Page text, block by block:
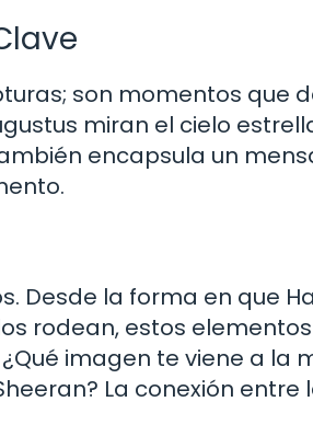
son momentos que
miran el cielo
encapsula un
Desde la forma en que
rodean, estos
imagen te viene a la
La conexión entre